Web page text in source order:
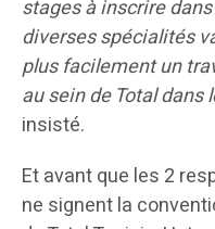
stages à inscrire
diverses spécialités
plus facilement un
au sein de Total dans
insisté.
Et avant que les 2
ne signent la